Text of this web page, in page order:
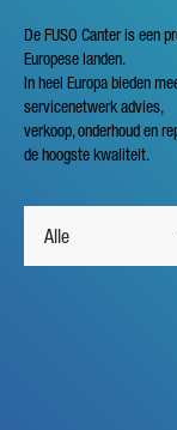
De FUSO Canter is een
Europese landen.
In heel Europa bieden
servicenetwerk advies,
verkoop, onderhoud en
de hoogste kwaliteit.